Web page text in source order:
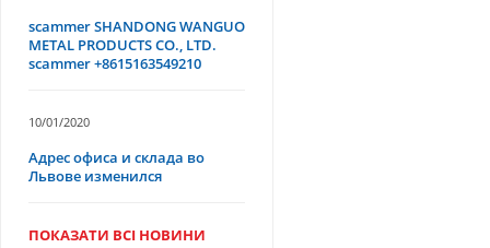
scammer SHANDONG WANGUO
METAL PRODUCTS CO., LTD.
scammer +8615163549210
10/01/2020
Адрес офиса и склада во
Львове изменился
ПОКАЗАТИ ВСІ НОВИНИ